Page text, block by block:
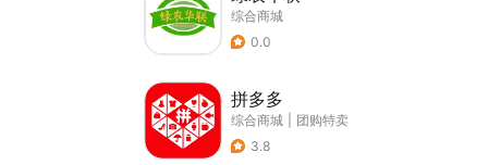
综合商城
0.0
拼多多
综合商城
团购特卖
3.8